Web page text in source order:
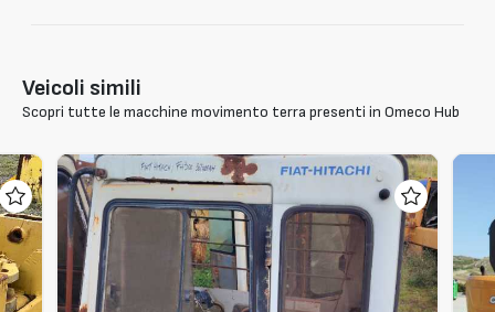
Veicoli simili
Scopri tutte le macchine movimento terra presenti in Omeco Hub